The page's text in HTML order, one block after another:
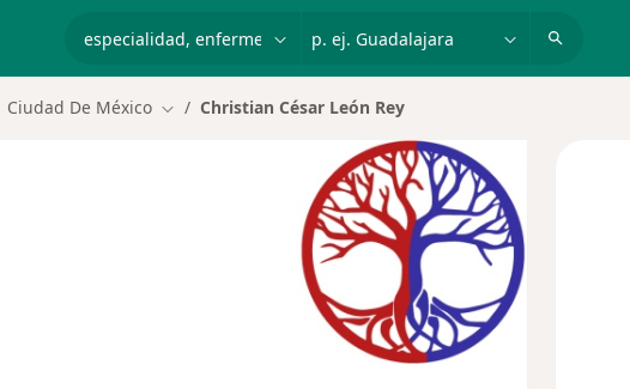
Ciudad De México Cambiar de ciudad
Christian César León Rey